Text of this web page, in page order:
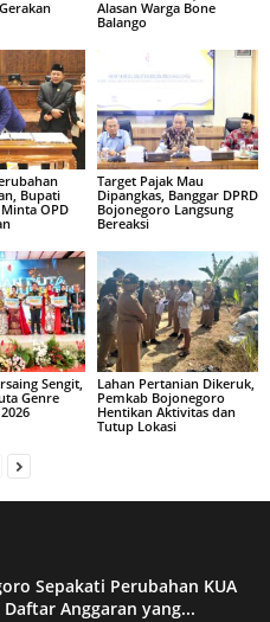
Alasan Warga Bone
Balango
Bupati
OPD
Target Pajak Mau
Dipangkas, Banggar DPRD
Bojonegoro Langsung
Bereaksi
Sengit,
Genre
Lahan Pertanian Dikeruk,
Pemkab Bojonegoro
Hentikan Aktivitas dan
Tutup Lokasi
Sepakati Perubahan KUA
Daftar Anggaran yang...